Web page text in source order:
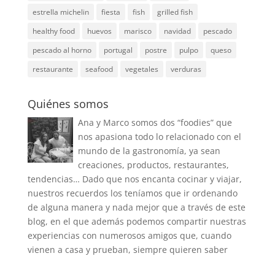
estrella michelin
fiesta fish
grilled fish
healthy food
huevos marisco navidad
pescado
pescado al horno
portugal postre pulpo
queso
restaurante
seafood vegetales verduras
Quiénes somos
Ana y Marco somos dos “foodies” que
nos apasiona todo lo relacionado con el
mundo de la gastronomía, ya sean
creaciones, productos, restaurantes,
tendencias… Dado que nos encanta cocinar y viajar,
nuestros recuerdos los teníamos que ir ordenando
de alguna manera y nada mejor que a través de este
blog, en el que además podemos compartir nuestras
experiencias con numerosos amigos que, cuando
vienen a casa y prueban, siempre quieren saber